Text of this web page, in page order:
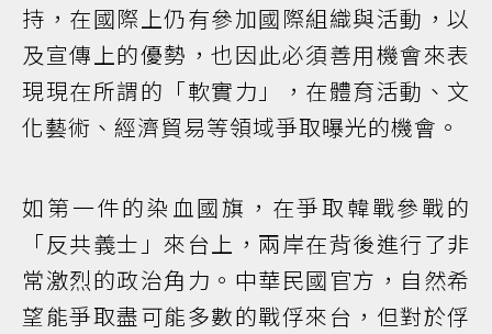
持，在國際上仍有參加國際組織與活動，以
及宣傳上的優勢，也因此必須善用機會來表
現現在所謂的「軟實力」，在體育活動、文
化藝術、經濟貿易等領域爭取曝光的機會。
如第一件的染血國旗，在爭取韓戰參戰的
「反共義士」來台上，兩岸在背後進行了非
常激烈的政治角力。中華民國官方，自然希
望能爭取盡可能多數的戰俘來台，但對於俘